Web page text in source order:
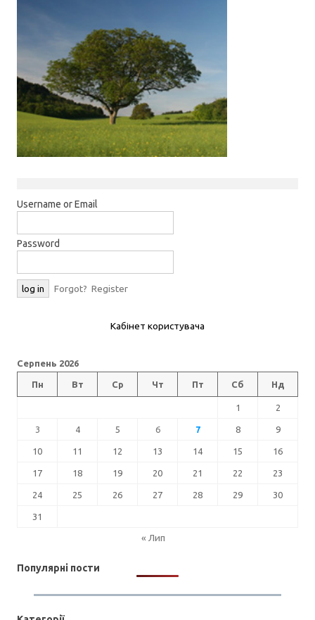
Username or Email
Password
Forgot? Register
Кабінет користувача
Серпень 2026
Пн Вт Ср Чт Пт Сб Нд
1 2
3 4 5 6 7 8 9
10 11 12 13 14 15 16
17 18 19 20 21 22 23
24 25 26 27 28 29 30
31
« Лип
Популярні пости